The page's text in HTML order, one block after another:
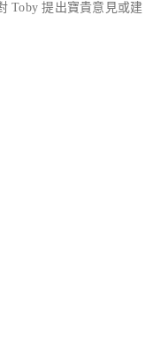
Toby 提出寶貴意見或建